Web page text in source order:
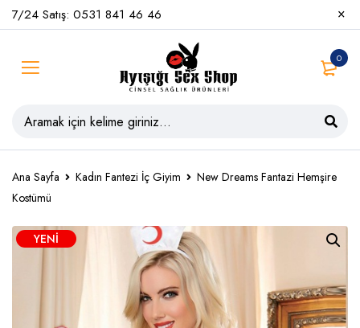
7/24 Satış: 0531 841 46 46
0
Ana Sayfa Kadın Fantezi İç Giyim
New Dreams Fantazi Hemşire
Kostümü
YENI